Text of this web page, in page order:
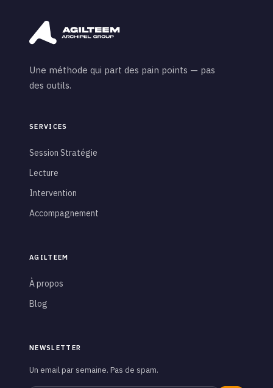
Une méthode qui part des pain points — pas
des outils.
SERVICES
Session Stratégie
Lecture
Intervention
Accompagnement
AGILTEEM
À propos
Blog
NEWSLETTER
Un email par semaine. Pas de spam.